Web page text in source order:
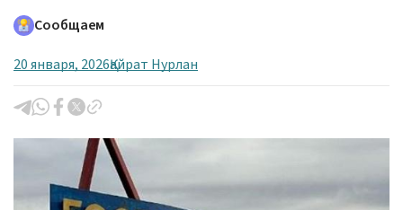
Сообщаем
20 января, 2026Қайрат Нурлан